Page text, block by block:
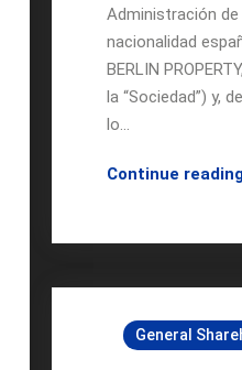
Administración
nacionalidad
BERLIN
la “Sociedad”) y,
lo…
Continue
General